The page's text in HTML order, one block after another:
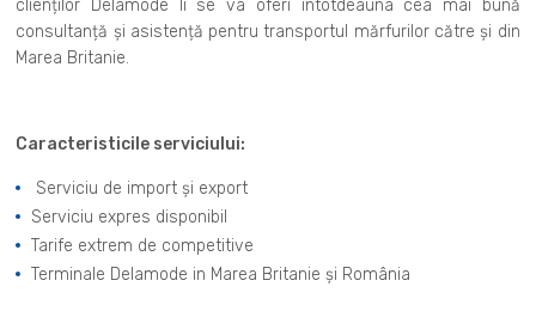
clienților Delamode li se va oferi întotdeauna cea mai bună
consultanță și asistență pentru transportul mărfurilor către și din
Marea Britanie.
Caracteristicile serviciului:
Serviciu de import și export
Serviciu expres disponibil
Tarife extrem de competitive
Terminale Delamode in Marea Britanie și România